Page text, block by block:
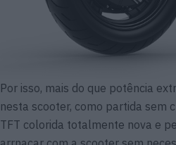
Por isso, mais do que potência
nesta scooter, como partida sem
TFT colorida totalmente nova e